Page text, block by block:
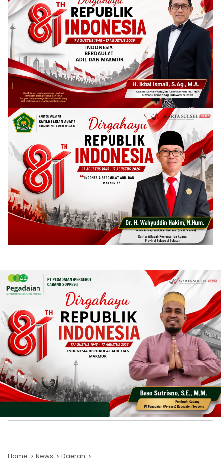
Home News Daerah